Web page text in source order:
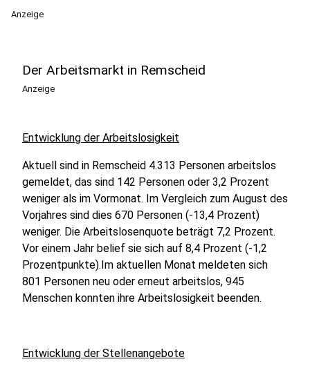
Anzeige
Der Arbeitsmarkt in Remscheid
Anzeige
Entwicklung der Arbeitslosigkeit
Aktuell sind in Remscheid 4.313 Personen arbeitslos
gemeldet, das sind 142 Personen oder 3,2 Prozent
weniger als im Vormonat. Im Vergleich zum August des
Vorjahres sind dies 670 Personen (-13,4 Prozent)
weniger. Die Arbeitslosenquote beträgt 7,2 Prozent.
Vor einem Jahr belief sie sich auf 8,4 Prozent (-1,2
Prozentpunkte).Im aktuellen Monat meldeten sich
801 Personen neu oder erneut arbeitslos, 945
Menschen konnten ihre Arbeitslosigkeit beenden.
Entwicklung der Stellenangebote